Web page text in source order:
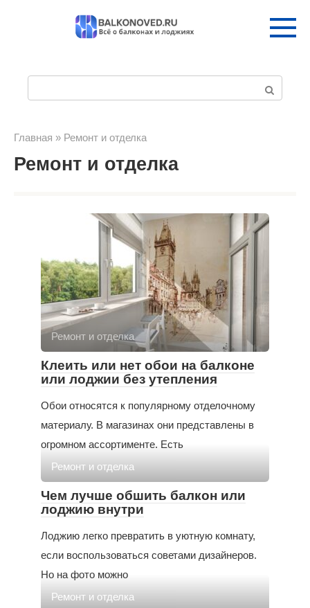
с
:
Главная » Ремонт и отделка
Ремонт и отделка
Ремонт и отделка
Клеить или нет обои на балконе
или лоджии без утепления
Обои относятся к популярному отделочному
материалу. В магазинах они представлены в
огромном ассортименте. Есть
Ремонт и отделка
Чем лучше обшить балкон или
лоджию внутри
Лоджию легко превратить в уютную комнату,
если воспользоваться советами дизайнеров.
Но на фото можно
Ремонт и отделка